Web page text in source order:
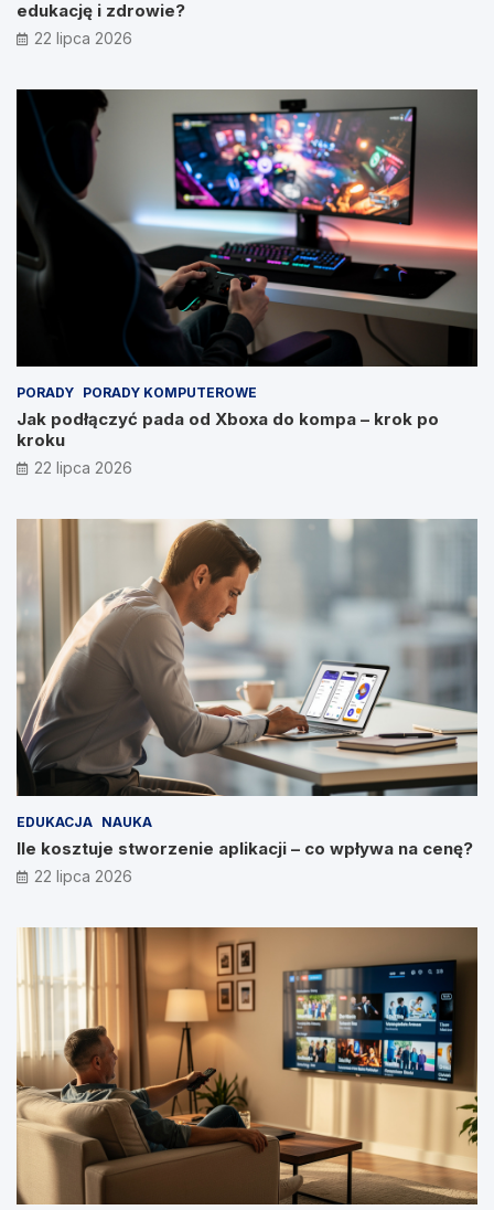
edukację i zdrowie?
22 lipca 2026
PORADY PORADY KOMPUTEROWE
Jak podłączyć pada od Xboxa do kompa – krok po
kroku
22 lipca 2026
EDUKACJA NAUKA
Ile kosztuje stworzenie aplikacji – co wpływa na cenę?
22 lipca 2026